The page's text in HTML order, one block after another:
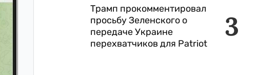
3
Трамп прокомментировал
просьбу Зеленского о
передаче Украине
перехватчиков для Patriot